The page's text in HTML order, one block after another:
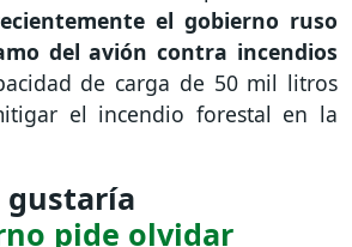
el gobierno ruso
del avión contra incendios
de carga de 50 mil litros
el incendio forestal en la
gustaría
pide olvidar